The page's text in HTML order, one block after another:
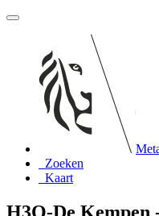
Zoeken
Kaart